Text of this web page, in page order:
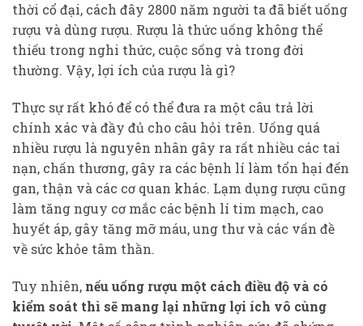
thời cổ đại, cách đây 2800 năm người ta đã biết uống
rượu và dùng rượu. Rượu là thức uống không thể
thiếu trong nghi thức, cuộc sống và trong đời
thường. Vậy, lợi ích của rượu là gì?
Thực sự rất khó để có thể đưa ra một câu trả lời
chính xác và đầy đủ cho câu hỏi trên. Uống quá
nhiều rượu là nguyên nhân gây ra rất nhiều các tai
nạn, chấn thương, gây ra các bệnh lí làm tổn hại đến
gan, thận và các cơ quan khác. Lạm dụng rượu cũng
làm tăng nguy cơ mắc các bệnh lí tim mạch, cao
huyết áp, gây tăng mỡ máu, ung thư và các vấn đề
về sức khỏe tâm thần.
Tuy nhiên, nếu uống rượu một cách điều độ và có
kiểm soát thì sẽ mang lại những lợi ích vô cùng